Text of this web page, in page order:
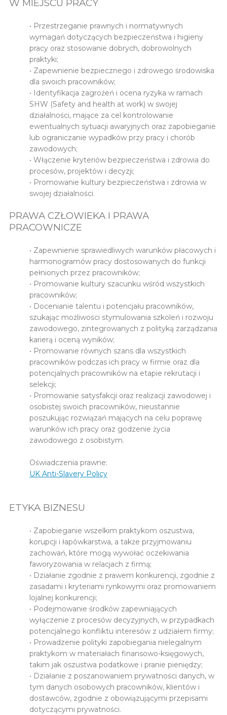
W MIEJSCU PRACY
• Przestrzeganie prawnych i normatywnych
wymagań dotyczących bezpieczeństwa i higieny
pracy oraz stosowanie dobrych, dobrowolnych
praktyki;
• Zapewnienie bezpiecznego i zdrowego środowiska
dla swoich pracowników;
• Identyfikacja zagrożeń i ocena ryzyka w ramach
SHW (Safety and health at work) w swojej
działalności, mające za cel kontrolowanie
ewentualnych sytuacji awaryjnych oraz zapobieganie
lub ograniczanie wypadków przy pracy i chorób
zawodowych;
• Włączenie kryteriów bezpieczeństwa i zdrowia do
procesów, projektów i decyzji;
• Promowanie kultury bezpieczeństwa i zdrowia w
swojej działalności.
PRAWA CZŁOWIEKA I PRAWA
PRACOWNICZE
• Zapewnienie sprawiedliwych warunków płacowych i
harmonogramów pracy dostosowanych do funkcji
pełnionych przez pracowników;
• Promowanie kultury szacunku wśród wszystkich
pracowników;
• Docenianie talentu i potencjału pracowników,
szukając możliwości stymulowania szkoleń i rozwoju
zawodowego, zintegrowanych z polityką zarządzania
karierą i oceną wyników;
• Promowanie równych szans dla wszystkich
pracowników podczas ich pracy w firmie oraz dla
potencjalnych pracowników na etapie rekrutacji i
selekcji;
• Promowanie satysfakcji oraz realizacji zawodowej i
osobistej swoich pracowników, nieustannie
poszukując rozwiązań mających na celu poprawę
warunków ich pracy oraz godzenie życia
zawodowego z osobistym.
Oświadczenia prawne:
UK Anti-Slavery Policy
ETYKA BIZNESU
• Zapobieganie wszelkim praktykom oszustwa,
korupcji i łapówkarstwa, a także przyjmowaniu
zachowań, które mogą wywołać oczekiwania
faworyzowania w relacjach z firmą;
• Działanie zgodnie z prawem konkurencji, zgodnie z
zasadami i kryteriami rynkowymi oraz promowaniem
lojalnej konkurencji;
• Podejmowanie środków zapewniających
wyłączenie z procesów decyzyjnych, w przypadkach
potencjalnego konfliktu interesów z udziałem firmy;
• Prowadzenie polityki zapobiegania nielegalnym
praktykom w materiałach finansowo-księgowych,
takim jak oszustwa podatkowe i pranie pieniędzy;
• Działanie z poszanowaniem prywatności danych, w
tym danych osobowych pracowników, klientów i
dostawców, zgodnie z obowiązującymi przepisami
dotyczącymi prywatności.